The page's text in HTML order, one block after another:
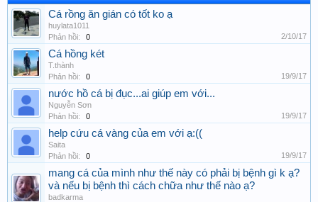
Cá rồng ăn gián có tốt ko ạ
huylata1011
Phản hồi:
0 2/10/17
Cá hồng két
T.thành
Phản hồi:
0 19/9/17
nước hồ cá bị đục...ai giúp em với...
Nguyễn Sơn
Phản hồi:
0 19/9/17
help cứu cá vàng của em với ạ:((
Saita
Phản hồi:
0 19/9/17
mang cá của mình như thế này có phải bị bệnh gì k ạ?
và nếu bị bệnh thì cách chữa như thế nào ạ?
badkarma